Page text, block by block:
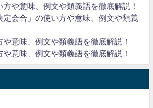
方や意味、例文や類義語を徹底解説！
定会合」の使い方や意味、例文や類義
や意味、例文や類義語を徹底解説！
や意味、例文や類義語を徹底解説！